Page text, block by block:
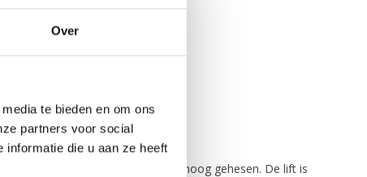
Over
te bieden en om ons
partners voor social
informatie die u aan ze heeft
de lading zonder moeite omhoog gehesen. De lift is